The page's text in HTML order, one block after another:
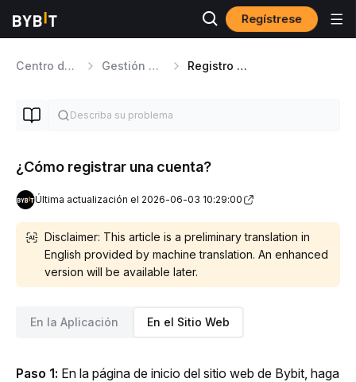
Regístrese
Centro de ayuda Gestión de cuentas Registro e Inicio de sesión
¿Cómo registrar una cuenta?
Última actualización el 2026-06-03 10:29:00
Disclaimer: This article is a preliminary translation in
English provided by machine translation. An enhanced
version will be available later.
En la Aplicación En el Sitio Web
Paso 1: En la página de inicio del sitio web de Bybit, haga